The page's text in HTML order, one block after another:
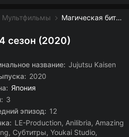
Мультфильмы Магическая битва 4 сезон смотреть онлайн бесплатно
сезон (2020)
название: Jujutsu Kaisen
2020
Япония
3
эпизод: 12
LE-Production, Anilibria, Amazing
Субтитры, Youkai Studio,